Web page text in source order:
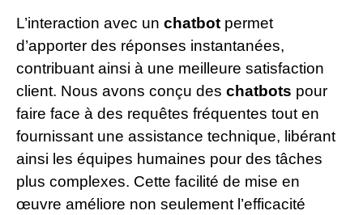
L’interaction avec un chatbot permet
d’apporter des réponses instantanées,
contribuant ainsi à une meilleure satisfaction
client. Nous avons conçu des chatbots pour
faire face à des requêtes fréquentes tout en
fournissant une assistance technique, libérant
ainsi les équipes humaines pour des tâches
plus complexes. Cette facilité de mise en
œuvre améliore non seulement l’efficacité